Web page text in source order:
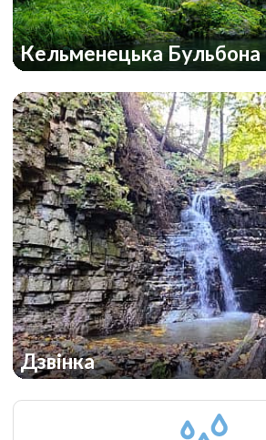
Кельменецька Бульбона
Дзвінка